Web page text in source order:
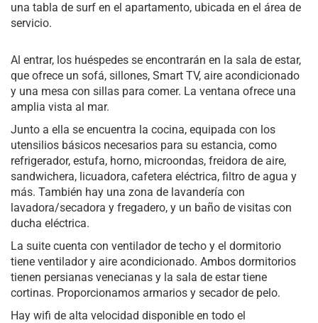
una tabla de surf en el apartamento, ubicada en el área de
servicio.
Al entrar, los huéspedes se encontrarán en la sala de estar,
que ofrece un sofá, sillones, Smart TV, aire acondicionado
y una mesa con sillas para comer. La ventana ofrece una
amplia vista al mar.
Junto a ella se encuentra la cocina, equipada con los
utensilios básicos necesarios para su estancia, como
refrigerador, estufa, horno, microondas, freidora de aire,
sandwichera, licuadora, cafetera eléctrica, filtro de agua y
más. También hay una zona de lavandería con
lavadora/secadora y fregadero, y un baño de visitas con
ducha eléctrica.
La suite cuenta con ventilador de techo y el dormitorio
tiene ventilador y aire acondicionado. Ambos dormitorios
tienen persianas venecianas y la sala de estar tiene
cortinas. Proporcionamos armarios y secador de pelo.
Hay wifi de alta velocidad disponible en todo el